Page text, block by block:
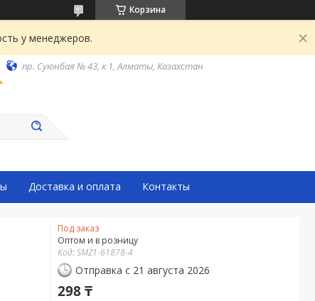
Корзина
у менеджеров.
пр. Суюнбая № 43, к 1, Алматы, Казахстан
Доставка и оплата Контакты
Под заказ
Оптом и в розницу
Код:SMZ1-61878-4
Отправка с 21 августа 2026
298 ₸